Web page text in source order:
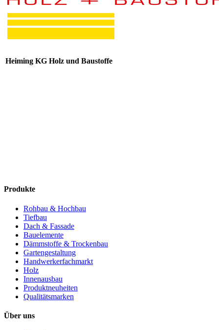
Heiming KG Holz und Baustoffe
Produkte
Rohbau & Hochbau
Tiefbau
Dach & Fassade
Bauelemente
Dämmstoffe & Trockenbau
Gartengestaltung
Handwerkerfachmarkt
Holz
Innenausbau
Produktneuheiten
Qualitätsmarken
Über uns